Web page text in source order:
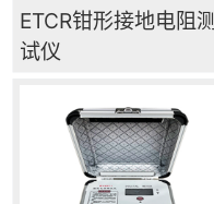
ETCR钳形接地电阻测
试仪